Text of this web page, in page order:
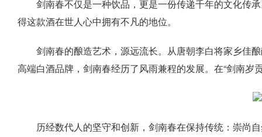
剑南春不仅是一种饮品，更是一份传递千年的文化传
得这款酒在世人心中拥有不凡的地位。
剑南春的酿造艺术，源远流长。从唐朝李白将家乡佳
高端白酒品牌，剑南春经历了风雨兼程的发展。在“剑南
历经数代人的坚守和创新，剑南春在保持传统：崇尚